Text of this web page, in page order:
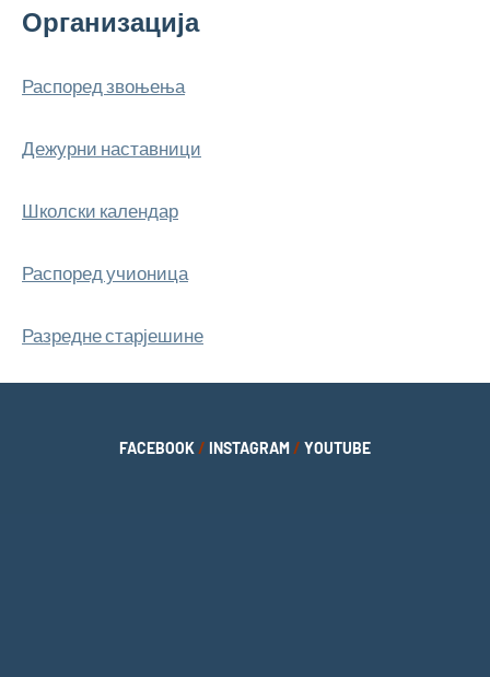
Организација
Распоред звоњења
Дежурни наставници
Школски календар
Распоред учионица
Разредне старјешине
FACEBOOK/ INSTAGRAM/ YOUTUBE